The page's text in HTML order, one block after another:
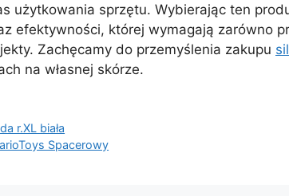
użytkowania sprzętu. Wybierając ten
efektywności, której wymagają zarówno
Zachęcamy do przemyślenia zakupu
na własnej skórze.
r.XL biała
Spacerowy